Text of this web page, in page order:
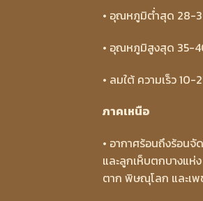
• อุณหภูมิต่ำสุด 28-
• อุณหภูมิสูงสุด 35-
• ลมใต้ ความเร็ว
ภาคเหนือ
• อากาศร้อนถึงร้อน
และลูกเห็บตกบางแห่
ตาก พิษณุโลก และเ